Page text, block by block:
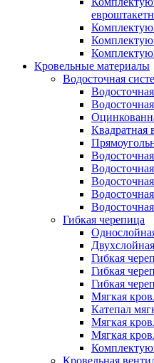
Кровельные материалы
Водосточная
Квадратная
Гибкая черепица
Гибкая
Гибкая
Гибкая
Мягкая
Катепал
Мягкая
Мягкая
Кровельная